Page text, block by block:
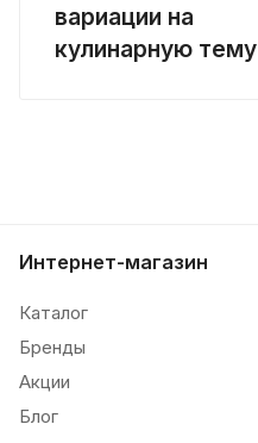
вариации на
кулинарную тему
Интернет-магазин
Каталог
Бренды
Акции
Блог